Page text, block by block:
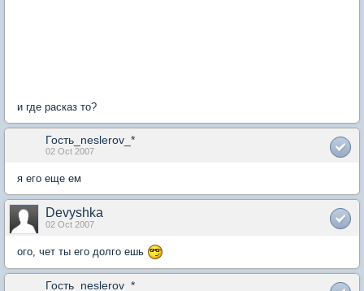
и где расказ то?
Гость_neslerov_*
02 Oct 2007
я его еще ем
Devyshka
02 Oct 2007
ого, чет ты его долго ешь
Гость_neslerov_*